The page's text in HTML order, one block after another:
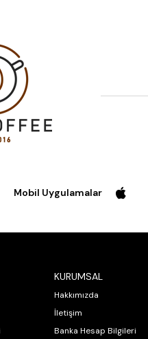
Mobil Uygulamalar
KURUMSAL
Hakkımızda
İletişim
Banka Hesap Bilgileri